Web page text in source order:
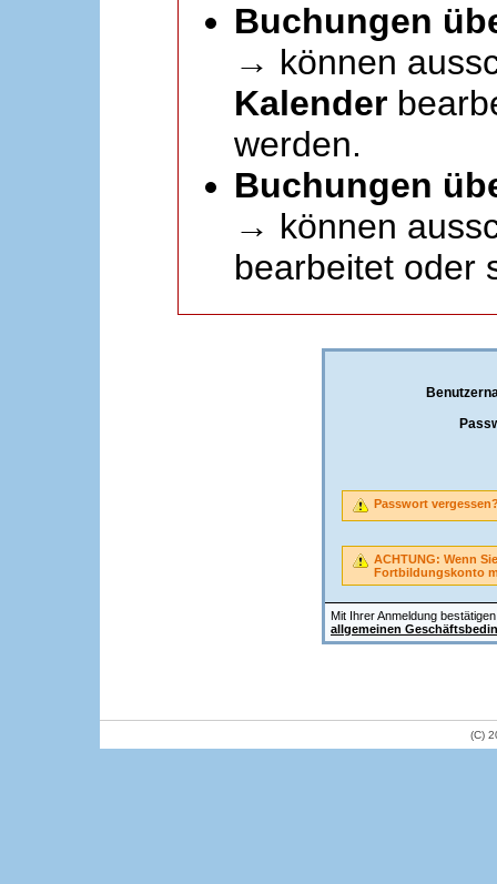
Buchungen
→ können
Kalender
werden.
Buchungen
→ können
bearbeitet oder
Mit Ihrer Anmeldung
allgemeinen
Passwort
ACHTUNG: Wenn
Fortbildungskonto
(C)